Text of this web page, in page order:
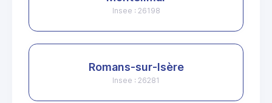
Insee : 26198
Romans-sur-Isère
Insee : 26281